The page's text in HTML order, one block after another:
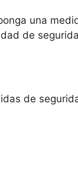
una
de
de